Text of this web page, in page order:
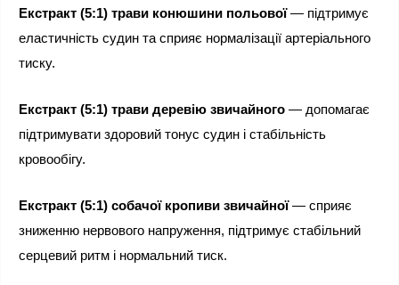
Екстракт (5:1) трави конюшини польової — підтримує
еластичність судин та сприяє нормалізації артеріального
тиску.
Екстракт (5:1) трави деревію звичайного — допомагає
підтримувати здоровий тонус судин і стабільність
кровообігу.
Екстракт (5:1) собачої кропиви звичайної — сприяє
зниженню нервового напруження, підтримує стабільний
серцевий ритм і нормальний тиск.